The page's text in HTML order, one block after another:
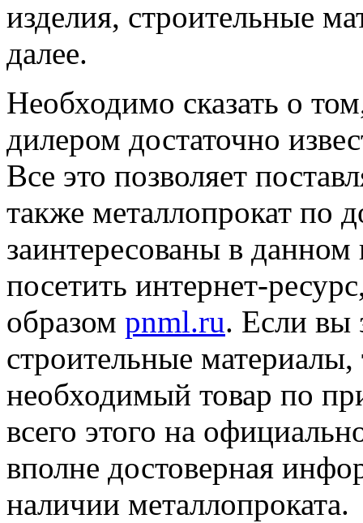
изделия, строительные
далее.
Необходимо сказать о
дилером достаточно
Все это позволяет
также металлопрокат по
заинтересованы в
посетить интернет-
образом pnml.ru. Если вы
строительные
необходимый товар по
всего этого на
вполне достоверная
наличии металлопроката.